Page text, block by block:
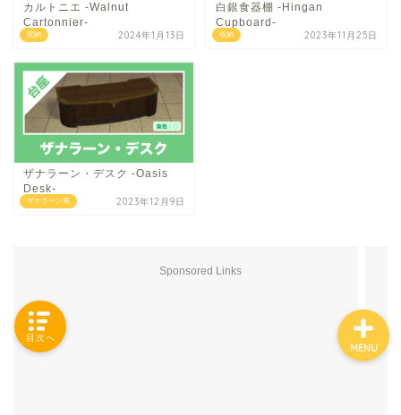
収納
カルトニエ -Walnut
Cartonnier-
2024年1月13日 収納
白銀食器棚 -Hingan
Cupboard-
2023年11月25日
ザナラーン系
ザナラーン・デスク -Oasis
Desk-
2023年12月9日
Sponsored Links
MENU
「カテゴリー」の一覧 -
HOUSING COLLECTIONと
目次へ